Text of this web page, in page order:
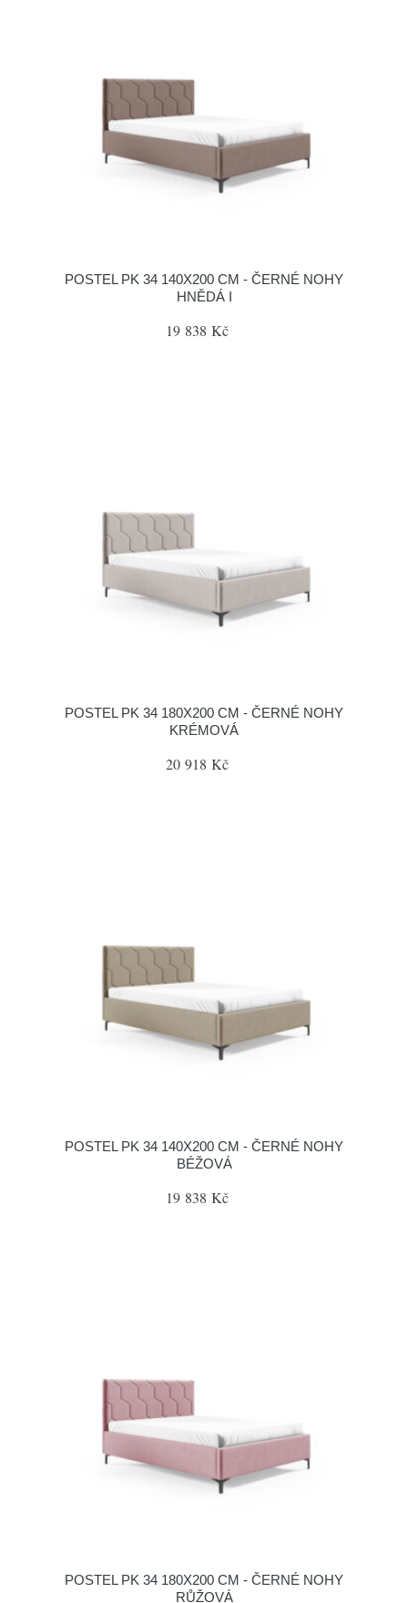
POSTEL PK 34 140X200 CM - ČERNÉ NOHY
HNĚDÁ I
19 838 Kč
POSTEL PK 34 180X200 CM - ČERNÉ NOHY
KRÉMOVÁ
20 918 Kč
POSTEL PK 34 140X200 CM - ČERNÉ NOHY
BÉŽOVÁ
19 838 Kč
POSTEL PK 34 180X200 CM - ČERNÉ NOHY
RŮŽOVÁ